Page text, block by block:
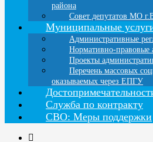
района
Совет депутатов МО
Муниципальные
Административные
Нормативно-правовые
Проекты
Перечень массовых
оказываемых через ЕПГУ
Служба по контракту
СВО: Меры поддержки